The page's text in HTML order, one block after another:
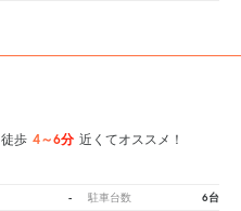
徒歩 4～6分 近くてオススメ！
- 駐車台数 6台